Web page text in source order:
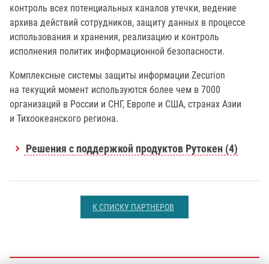
контроль всех потенциальных каналов утечки, ведение
архива действий сотрудников, защиту данных в процессе
использования и хранения, реализацию и контроль
исполнения политик информационной безопасности.
Комплексные системы защиты информации Zecurion
на текущий момент используются более чем в 7000
организаций в России и СНГ, Европе и США, странах Азии
и Тихоокеанского региона.
Решения с поддержкой продуктов Рутокен (4)
К СПИСКУ ПАРТНЕРОВ